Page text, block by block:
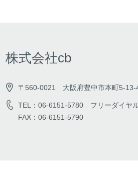
株式会社cb
〒560-0021 大阪府豊中市本町5-13-
TEL：06-6151-5780 フリーダイヤ
FAX：06-6151-5790